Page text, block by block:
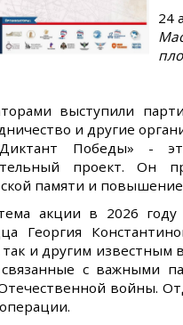
24
выступили
и другие
Победы» -
проект. Он
памяти и
акции в 2026
Георгия
и другим известным
связанные с важными
войны.